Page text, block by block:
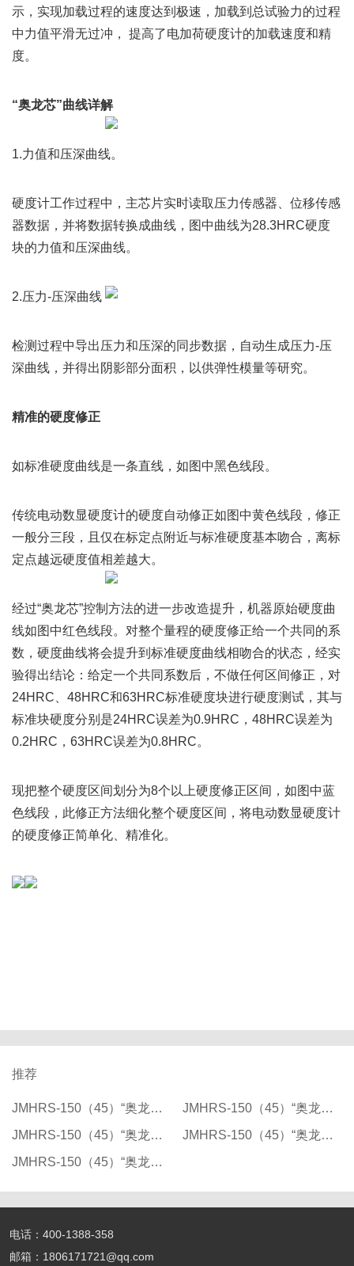
推荐
JMHRS-150（45）“奥龙芯”精密双洛氏硬度计（机头移动式）
JMHRS-150（45）“奥龙芯”精密双洛氏硬度计（机头移动式）
JMHRS-150（45）“奥龙芯”精密双洛氏硬度计（机头移动式）
JMHRS-150（45）“奥龙芯”精密双洛氏硬度计（机头移动式）
JMHRS-150（45）“奥龙芯”精密双洛氏硬度计（机头移动式）
示，实现加载过程的速度达到极速，加载到总试验力的过程
中力值平滑无过冲， 提高了电加荷硬度计的加载速度和精
度。
“奥龙芯”曲线详解
1.力值和压深曲线。
硬度计工作过程中，主芯片实时读取压力传感器、位移传感
器数据，并将数据转换成曲线，图中曲线为28.3HRC硬度
块的力值和压深曲线。
2.压力-压深曲线
检测过程中导出压力和压深的同步数据，自动生成压力-压
深曲线，并得出阴影部分面积，以供弹性模量等研究。
精准的硬度修正
如标准硬度曲线是一条直线，如图中黑色线段。
传统电动数显硬度计的硬度自动修正如图中黄色线段，修正
一般分三段，且仅在标定点附近与标准硬度基本吻合，离标
定点越远硬度值相差越大。
经过“奥龙芯”控制方法的进一步改造提升，机器原始硬度曲
线如图中红色线段。对整个量程的硬度修正给一个共同的系
数，硬度曲线将会提升到标准硬度曲线相吻合的状态，经实
验得出结论：给定一个共同系数后，不做任何区间修正，对
24HRC、48HRC和63HRC标准硬度块进行硬度测试，其与
标准块硬度分别是24HRC误差为0.9HRC，48HRC误差为
0.2HRC，63HRC误差为0.8HRC。
现把整个硬度区间划分为8个以上硬度修正区间，如图中蓝
色线段，此修正方法细化整个硬度区间，将电动数显硬度计
的硬度修正简单化、精准化。
电话：400-1388-358
邮箱：1806171721@qq.com